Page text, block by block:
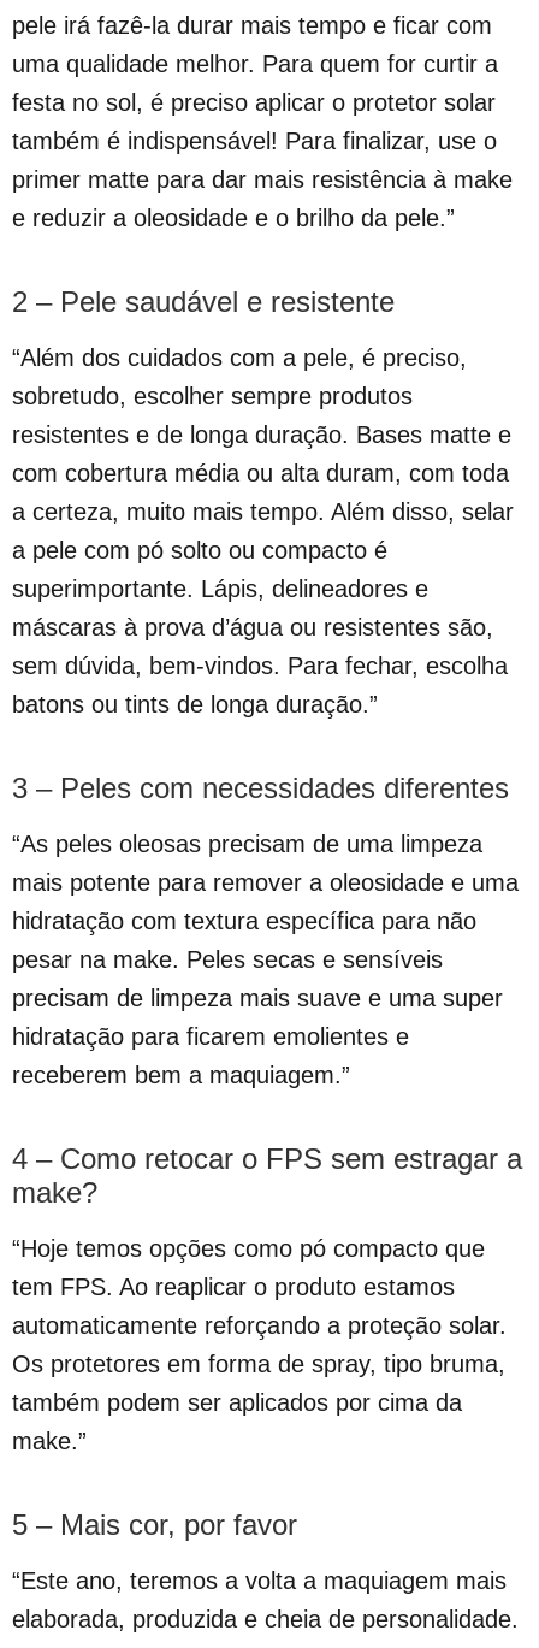
pele irá fazê-la durar mais tempo e ficar com
uma qualidade melhor. Para quem for curtir a
festa no sol, é preciso aplicar o protetor solar
também é indispensável! Para finalizar, use o
primer matte para dar mais resistência à make
e reduzir a oleosidade e o brilho da pele.”
2 – Pele saudável e resistente
“Além dos cuidados com a pele, é preciso,
sobretudo, escolher sempre produtos
resistentes e de longa duração. Bases matte e
com cobertura média ou alta duram, com toda
a certeza, muito mais tempo. Além disso, selar
a pele com pó solto ou compacto é
superimportante. Lápis, delineadores e
máscaras à prova d’água ou resistentes são,
sem dúvida, bem-vindos. Para fechar, escolha
batons ou tints de longa duração.”
3 – Peles com necessidades diferentes
“As peles oleosas precisam de uma limpeza
mais potente para remover a oleosidade e uma
hidratação com textura específica para não
pesar na make. Peles secas e sensíveis
precisam de limpeza mais suave e uma super
hidratação para ficarem emolientes e
receberem bem a maquiagem.”
4 – Como retocar o FPS sem estragar a
make?
“Hoje temos opções como pó compacto que
tem FPS. Ao reaplicar o produto estamos
automaticamente reforçando a proteção solar.
Os protetores em forma de spray, tipo bruma,
também podem ser aplicados por cima da
make.”
5 – Mais cor, por favor
“Este ano, teremos a volta a maquiagem mais
elaborada, produzida e cheia de personalidade.